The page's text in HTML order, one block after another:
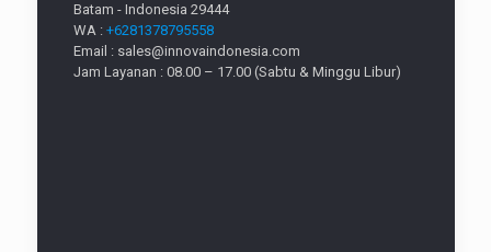
Batam - Indonesia 29444
WA : +6281378795558
Email : sales@innovaindonesia.com
Jam Layanan : 08.00 – 17.00 (Sabtu & Minggu Libur)